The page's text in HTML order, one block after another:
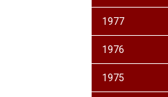
1977
1976
1975